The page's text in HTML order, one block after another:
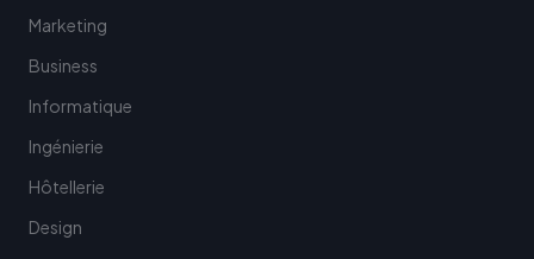
Marketing
Business
Informatique
Ingénierie
Hôtellerie
Design